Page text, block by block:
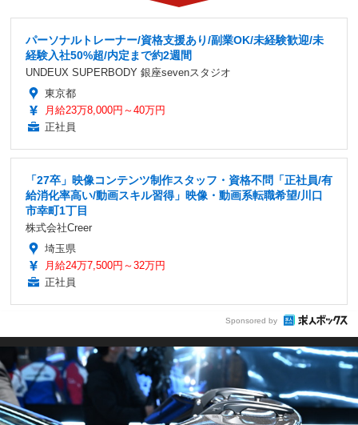
パーソナルトレーナー/資格支援あり/副業OK/未経験歓迎/未
経験入社50%超/内定まで約2週間
UNDEUX SUPERBODY 銀座sevenスタジオ
東京都
月給23万8,000円～40万円
正社員
「27卒」映像コンテンツ制作スタッフ・資格不問「正社員/有
給消化率高い/動画スキル習得」映像・動画系転職希望/川口
市幸町1丁目
株式会社Creer
埼玉県
月給24万7,500円～32万円
正社員
Sponsored by